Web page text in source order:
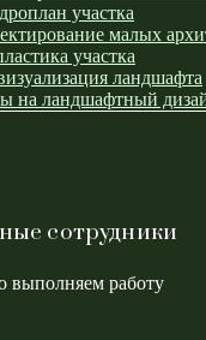
участка
малых
участка
ландшафта
на ландшафтный
сотрудники
выполняем работу